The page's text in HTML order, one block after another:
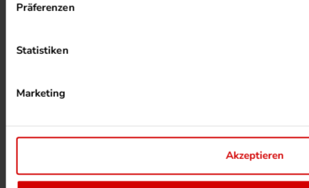
Präferenzen
Statistiken
Marketing
Akzeptieren